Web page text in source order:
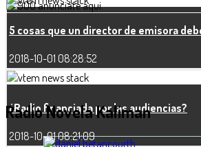
5 cosas que un director de emisora
2018-10-01 08:28:52
¿Radio financiada por las audiencias?
2018-10-01 08:21:09
Radio NovelaKaliman